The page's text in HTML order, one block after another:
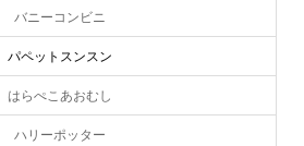
バニーコンビニ
パペットスンスン
はらぺこあおむし
ハリーポッター